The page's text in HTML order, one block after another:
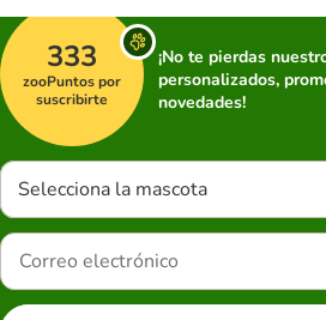
333
zooPuntos por
suscribirte
¡No te pierdas
personalizados,
novedades!
Selecciona la mascota